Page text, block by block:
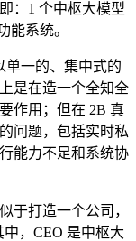
：1 个中枢大模型
能系统。
一的、集中式的
是在造一个全知全
作用；但在 2B 真
问题，包括实时私
能力不足和系统协
打造一个公司，
，CEO 是中枢大